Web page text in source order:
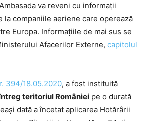
va reveni cu informații
la companiile aeriene care operează
Europa. Informațiile de mai sus se
Afacerilor Externe, capitolul
394/18.05.2020, a fost instituită
teritoriul României pe o durată
dată a încetat aplicarea Hotărârii